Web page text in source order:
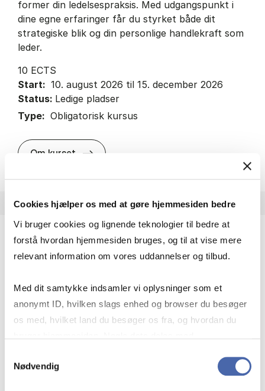
Cookies hjælper os med at gøre hjemmesiden bedre
Vi bruger cookies og lignende teknologier til bedre at
forstå hvordan hjemmesiden bruges, og til at vise mere
relevant information om vores uddannelser og tilbud.
Med dit samtykke indsamler vi oplysninger som et
anonymt ID, hvilken slags enhed og browser du besøger
os med, hvilket land du besøger os fra, og hvordan du
markedsføring. Du bestemmer selv - og kan altid trække
Nødvendig
former din ledelsespraksis. Med udgangspunkt i
dine egne erfaringer får du styrket både dit
strategiske blik og din personlige handlekraft som
leder.
10 ECTS
Start: 10. august 2026 til 15. december 2026
Status: Ledige pladser
Type: Obligatorisk kursus
Om kurset about
Master i skat
Momsret – afgiftspligtig person, fradrag og
Et kursus for dig, der arbejder med moms i
dybden – og som vil mestre de tekniske
5 ECTS